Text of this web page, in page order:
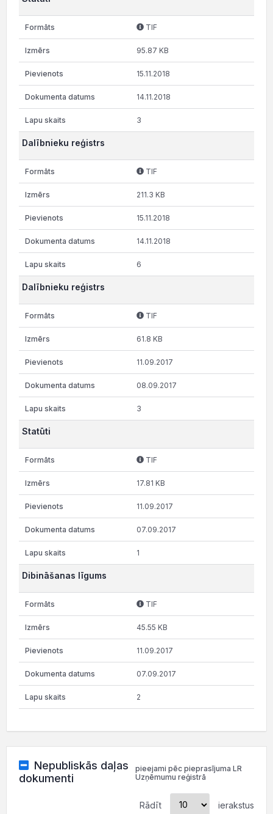
TIF
95.87 KB
15.11.2018
14.11.2018
3
Dalībnieku reģistrs
TIF
211.3 KB
15.11.2018
14.11.2018
6
Dalībnieku reģistrs
TIF
61.8 KB
11.09.2017
08.09.2017
3
Statūti
TIF
17.81 KB
11.09.2017
07.09.2017
1
Dibināšanas līgums
TIF
45.55 KB
11.09.2017
07.09.2017
2
Nepubliskās daļas
dokumenti
pieejami pēc pieprasījuma LR
Uzņēmumu reģistrā
Rādīt ierakstus